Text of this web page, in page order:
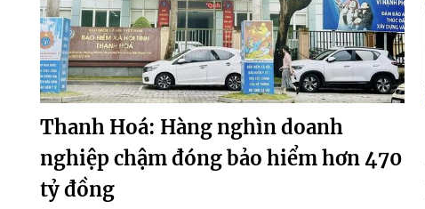
Thanh Hoá: Hàng nghìn doanh
nghiệp chậm đóng bảo hiểm hơn 470
tỷ đồng